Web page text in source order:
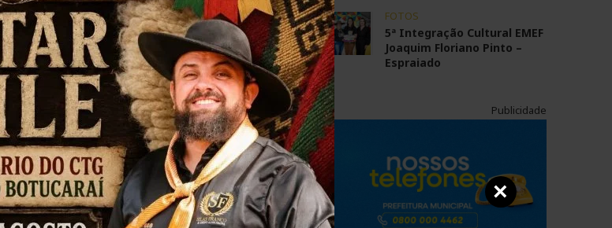
FOTOS
5ª Integração Cultural EMEF
Joaquim Floriano Pinto –
Espraiado
Publicidade
×